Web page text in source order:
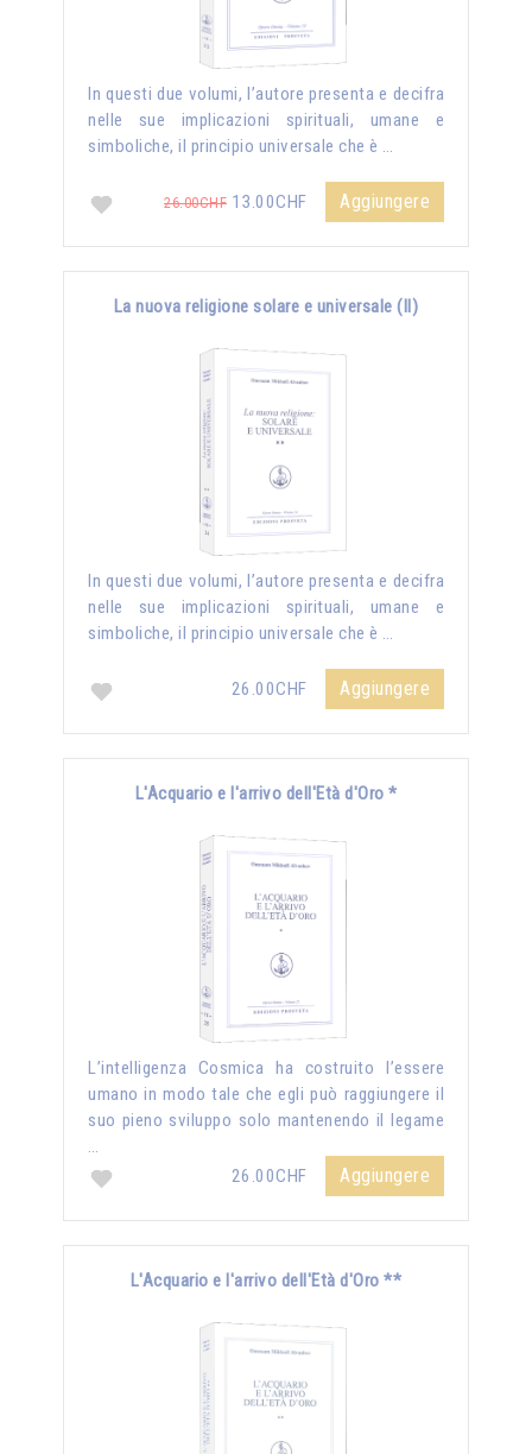
In questi due volumi, l’autore presenta e decifra
nelle sue implicazioni spirituali, umane e
simboliche, il principio universale che è …
26.00CHF 13.00CHF Aggiungere
La nuova religione solare e universale (II)
In questi due volumi, l’autore presenta e decifra
nelle sue implicazioni spirituali, umane e
simboliche, il principio universale che è …
26.00CHF Aggiungere
L'Acquario e l'arrivo dell'Età d'Oro *
L’intelligenza Cosmica ha costruito l’essere
umano in modo tale che egli può raggiungere il
suo pieno sviluppo solo mantenendo il legame
…
26.00CHF
Aggiungere
L'Acquario e l'arrivo dell'Età d'Oro **